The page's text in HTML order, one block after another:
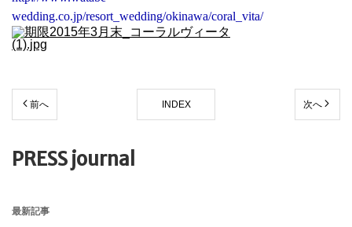
wedding.co.jp/resort_wedding/okinawa/coral_vita/
前へ 次へ
INDEX
PRESS journal
最新記事